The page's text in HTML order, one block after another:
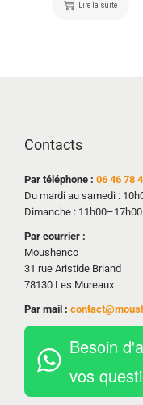
Lire la suite
Contacts
Par téléphone : 06 46 78
Du mardi au samedi :
Dimanche : 11h00–17h00
Par courrier :
Moushenco
31 rue Aristide Briand
78130 Les Mureaux
Par mail :
Besoin
vos